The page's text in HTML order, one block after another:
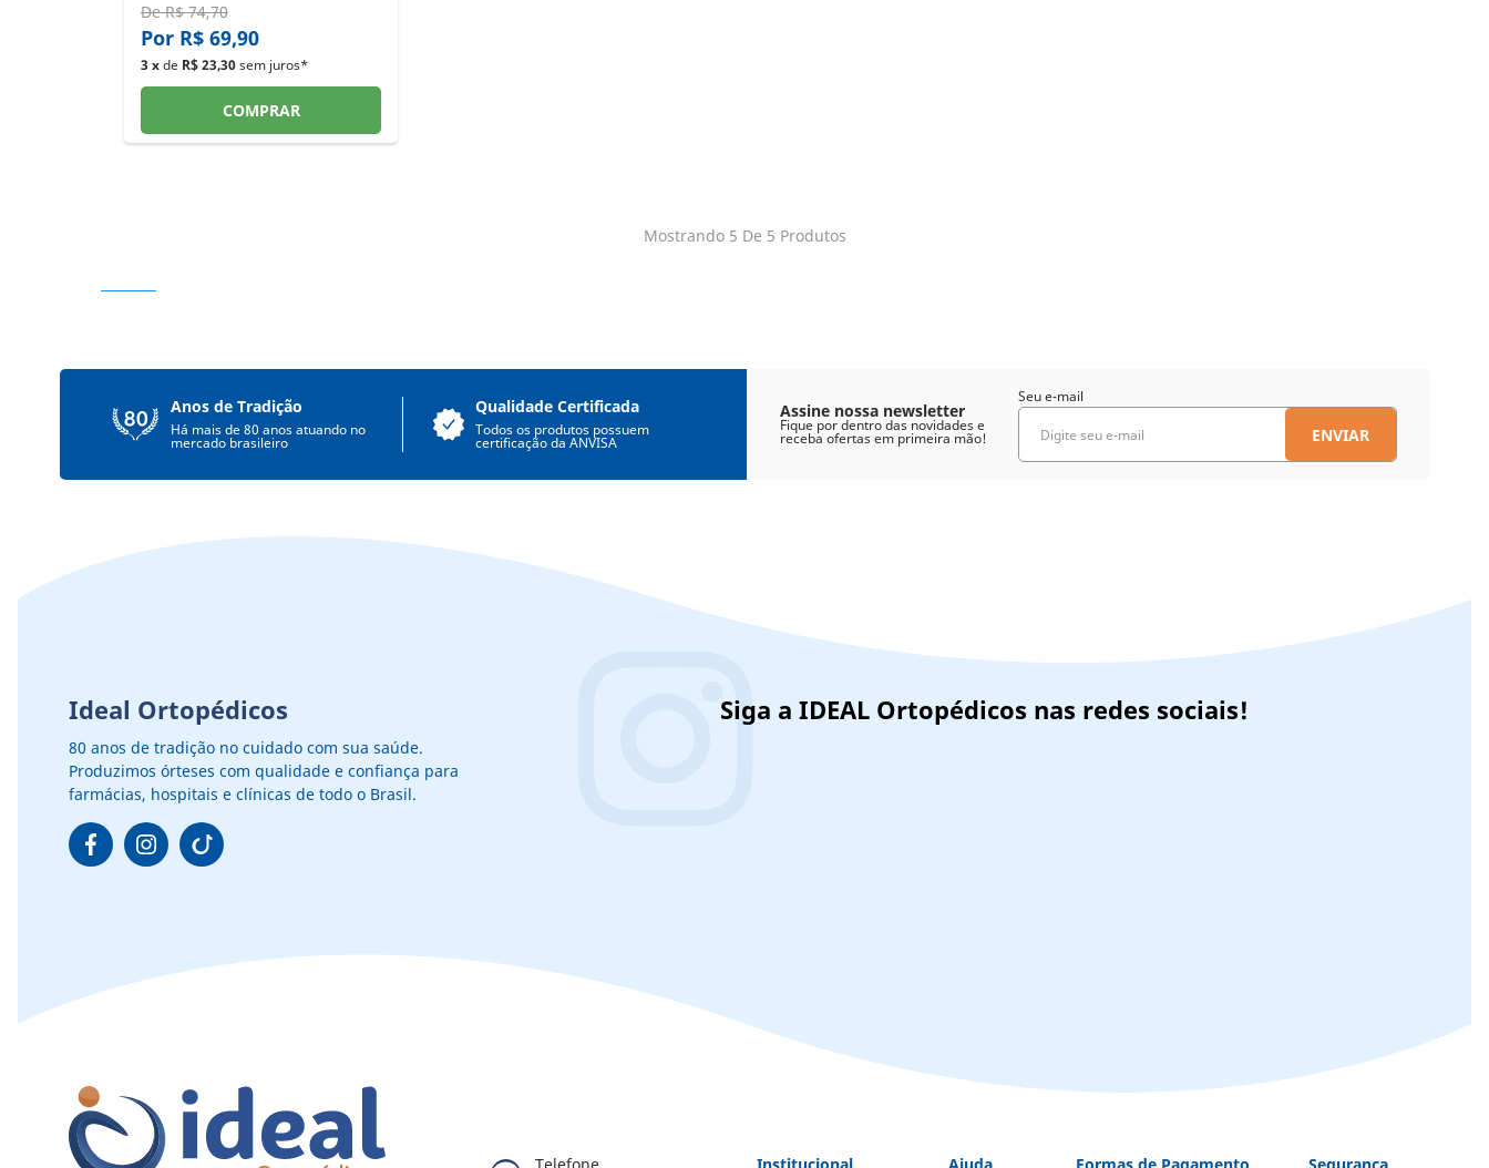
DeR$ 74,70
Por R$ 69,90
3 xde R$ 23,30sem juros*
COMPRAR
Mostrando 5 De 5 Produtos
Anos de Tradição
Há mais de 80 anos atuando no
mercado brasileiro
Qualidade Certificada
Todos os produtos possuem
certificação da ANVISA
Assine nossa newsletter
Fique por dentro das novidades e
receba ofertas em primeira mão!
Seu e-mail
ENVIAR
Ideal Ortopédicos
80 anos de tradição no cuidado com sua saúde.
Produzimos órteses com qualidade e confiança para
farmácias, hospitais e clínicas de todo o Brasil.
Siga a IDEAL Ortopédicos nas redes sociais!